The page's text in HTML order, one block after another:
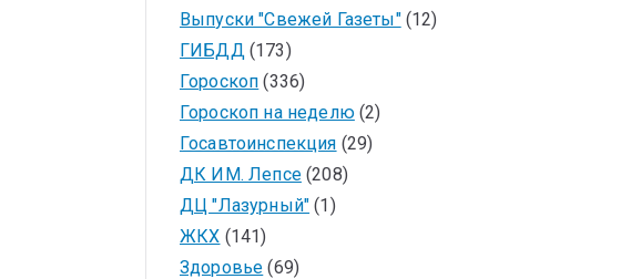
Выпуски "Свежей Газеты"(12)
ГИБДД(173)
Гороскоп (336)
Гороскоп на неделю(2)
Госавтоинспекция (29)
ДК ИМ. Лепсе(208)
ДЦ "Лазурный" (1)
ЖКХ (141)
Здоровье (69)